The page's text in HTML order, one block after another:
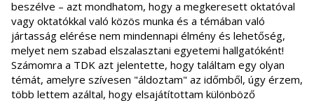
beszélve – azt mondhatom, hogy a megkeresett oktatóval
vagy oktatókkal való közös munka és a témában való
jártasság elérése nem mindennapi élmény és lehetőség,
melyet nem szabad elszalasztani egyetemi hallgatóként!
Számomra a TDK azt jelentette, hogy találtam egy olyan
témát, amelyre szívesen "áldoztam" az időmből, úgy érzem,
több lettem azáltal, hogy elsajátítottam különböző